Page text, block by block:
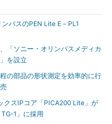
パスのPEN Lite E－PL1
「ソニー・オリンパスメディカ
を設立
の部品の形状測定を効率的に行
クスIPコア「PICA200 Lite」が
TG-1」に採用